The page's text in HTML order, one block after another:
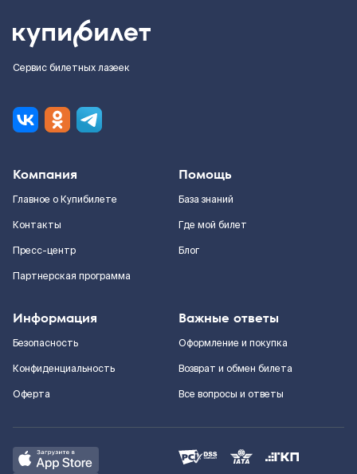
Сервис билетных лазеек
Компания
Главное о Купибилете
Контакты
Пресс-центр
Партнерская программа
Помощь
База знаний
Где мой билет
Блог
Информация
Безопасность
Конфиденциальность
Оферта
Важные ответы
Оформление и покупка
Возврат и обмен билета
Все вопросы и ответы